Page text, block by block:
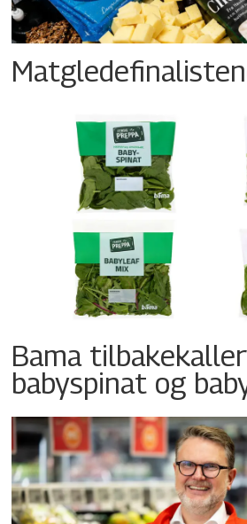
Bama tilbakekaller
babyspinat og